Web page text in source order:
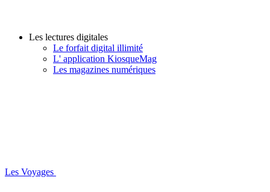
Les lectures digitales
Le forfait digital illimité
L' application KiosqueMag
Les magazines numériques
Les Voyages